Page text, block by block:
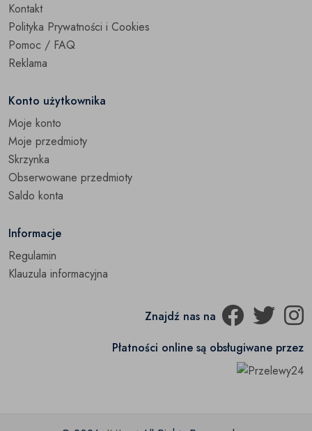
Kontakt
Polityka Prywatności i Cookies
Pomoc / FAQ
Reklama
Konto użytkownika
Moje konto
Moje przedmioty
Skrzynka
Obserwowane przedmioty
Saldo konta
Informacje
Regulamin
Klauzula informacyjna
Znajdź nas na
Płatności online są obsługiwane przez